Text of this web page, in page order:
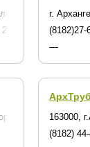
7745
г.
(8182)27-
—
4, офис 3,163000,
(8182)